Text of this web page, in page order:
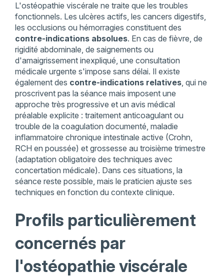
L'ostéopathie viscérale ne traite que les troubles
fonctionnels. Les ulcères actifs, les cancers digestifs,
les occlusions ou hémorragies constituent des
contre-indications absolues. En cas de fièvre, de
rigidité abdominale, de saignements ou
d'amaigrissement inexpliqué, une consultation
médicale urgente s'impose sans délai. Il existe
également des contre-indications relatives, qui ne
proscrivent pas la séance mais imposent une
approche très progressive et un avis médical
préalable explicite : traitement anticoagulant ou
trouble de la coagulation documenté, maladie
inflammatoire chronique intestinale active (Crohn,
RCH en poussée) et grossesse au troisième trimestre
(adaptation obligatoire des techniques avec
concertation médicale). Dans ces situations, la
séance reste possible, mais le praticien ajuste ses
techniques en fonction du contexte clinique.
Profils particulièrement
concernés par
l'ostéopathie viscérale